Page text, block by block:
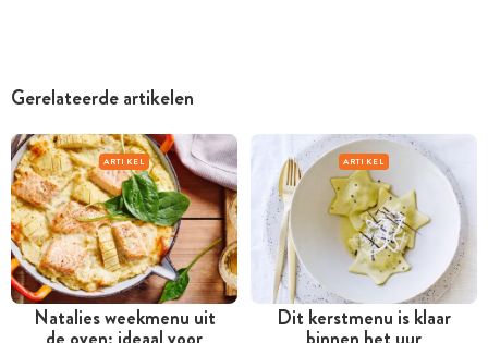
Gerelateerde artikelen
ARTIKEL
Natalies weekmenu uit
ARTIKEL
Dit kerstmenu is klaar